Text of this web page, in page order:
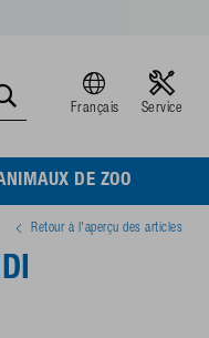
Français Service
DE ZOO
Retour à l'aperçu des articles